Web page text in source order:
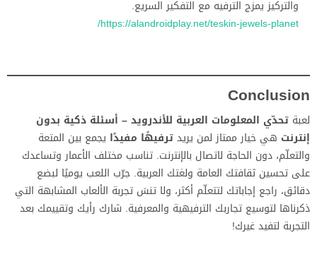
والتركيز يمزج الترفيه مع التفكير السريع.
https://alandroidplay.net/teskin-jewels-planet/
Conclusion
لعبة تحدّي المعلومات العربية للأندرويد – أسئلة ذكية بدون
إنترنت هي خيار ممتاز لمن يريدترفيهًا مفيدًا يجمع بين المتعة
والتعلّم، دون الحاجة لاتصال بالإنترنت. تناسب مختلف الأعمار وتساعدك
على تحسين ثقافتك العامة ولغتك العربية. جرّب اللعب يوميًا لبضع
دقائق، راجع إجاباتك لتتعلّم أكثر، ولا تنسَ تجربة الألعاب المشابهة التي
ذكرناها لتوسيع تجاربك الترفيهية والمعرفية. شارك رأيك وتقييمك بعد
التجربة لتفيد غيرك!